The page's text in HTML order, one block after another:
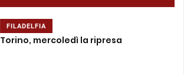
FILADELFIA
Torino, mercoledì la ripresa